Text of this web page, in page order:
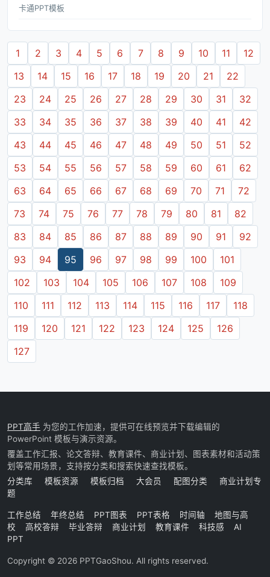
卡通PPT模板
1 2 3 4 5 6 7 8 9 10 11
12
13
14 15 16 17 18 19 20 21
22
23
24 25 26 27 28 29 30 31
32
33
34 35 36 37 38 39 40 41
42
43
44 45 46 47 48 49 50 51
52
53
54 55 56 57 58 59 60 61
62
63
64 65 66 67 68 69 70 71
72
73
74 75 76 77 78 79 80 81
82
83
84 85 86 87 88 89 90 91
92
93
94 95 96 97 98 99 100
101
102
103 104 105 106 107 108
109
110
111 112 113 114 115 116 117
118
119
120 121 122 123 124 125
126
127
PPT高手 为您的工作加速，提供可在线预览并下载编辑的
PowerPoint 模板与演示资源。
覆盖工作汇报、论文答辩、教育课件、商业计划、图表素材和活动策
划等常用场景，支持按分类和搜索快速查找模板。
分类库
模板资源 模板归档 大会员 配图分类
商业计划专
题
工作总结 年终总结 PPT图表 PPT表格 时间轴
地图与高
校
高校答辩 毕业答辩 商业计划 教育课件 科技感
AI
PPT
Copyright © 2026 PPTGaoShou. All rights reserved.